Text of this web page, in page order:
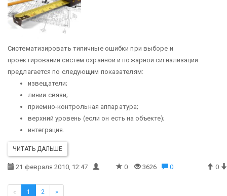
Систематизировать типичные ошибки при выборе и
проектировании систем охранной и пожарной сигнализации
предлагается по следующим показателям:
извещатели;
линии связи;
приемно-контрольная аппаратура;
верхний уровень (если он есть на объекте);
интеграция.
ЧИТАТЬ ДАЛЬШЕ
21 февраля 2010, 12:47 0 3626 0 0
« 1 2 »